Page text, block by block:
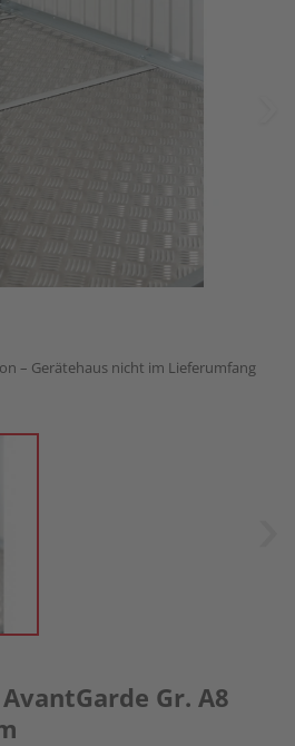
– Gerätehaus nicht im Lieferumfang
Gr. A8